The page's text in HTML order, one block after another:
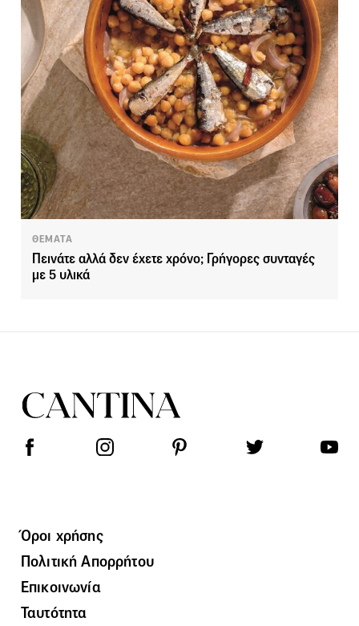
ΘΕΜΑΤΑ
Πεινάτε αλλά δεν έχετε χρόνο; Γρήγορες συνταγές
με 5 υλικά
Όροι χρήσης
Πολιτική Απορρήτου
Επικοινωνία
Ταυτότητα